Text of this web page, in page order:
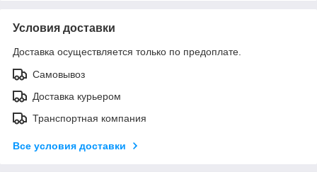
Условия доставки
Доставка осуществляется только по предоплате.
Самовывоз
Доставка курьером
Транспортная компания
Все условия доставки